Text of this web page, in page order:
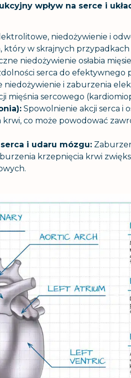
wpływ na serce i
niedożywienie i
który w skrajnych przypadkach
niedożywienie osłabia
serca do efektywnego
niedożywienie i zaburzenia
mięśnia sercowego
Spowolnienie akcji serca i
co może powodować
i udaru mózgu:
krzepnięcia krwi